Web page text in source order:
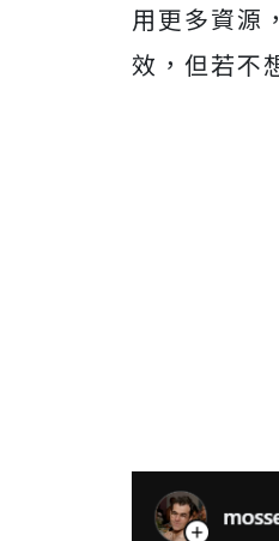
用更多資源
效，但若不